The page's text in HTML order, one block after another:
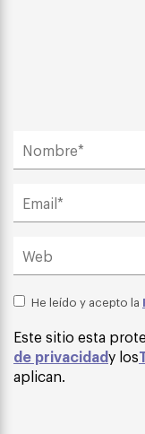
He leído y acepto la
Este sitio esta
de privacidady los
aplican.